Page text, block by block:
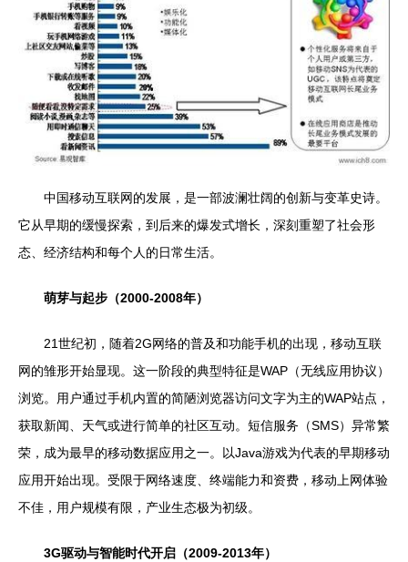
中国移动互联网的发展，是一部波澜壮阔的创新与变革史诗。
它从早期的缓慢探索，到后来的爆发式增长，深刻重塑了社会形
态、经济结构和每个人的日常生活。
萌芽与起步（2000-2008年）
21世纪初，随着2G网络的普及和功能手机的出现，移动互联
网的雏形开始显现。这一阶段的典型特征是WAP（无线应用协议）
浏览。用户通过手机内置的简陋浏览器访问文字为主的WAP站点，
获取新闻、天气或进行简单的社区互动。短信服务（SMS）异常繁
荣，成为最早的移动数据应用之一。以Java游戏为代表的早期移动
应用开始出现。受限于网络速度、终端能力和资费，移动上网体验
不佳，用户规模有限，产业生态极为初级。
3G驱动与智能时代开启（2009-2013年）